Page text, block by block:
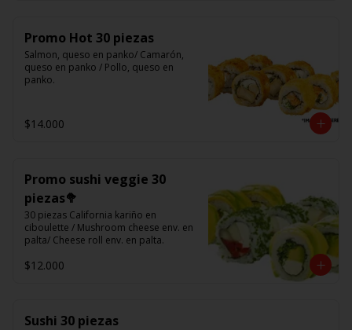
Promo Hot 30 piezas
Salmon, queso en panko/ Camarón,
queso en panko / Pollo, queso en
panko.
$14.000
Promo sushi veggie 30
piezas🥦
30 piezas California kariño en
ciboulette / Mushroom cheese env. en
palta/ Cheese roll env. en palta.
$12.000
Sushi 30 piezas